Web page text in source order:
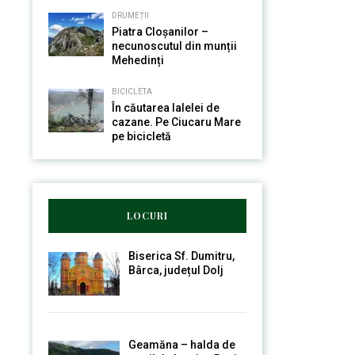
DRUMEȚII
Piatra Cloșanilor –
necunoscutul din munții
Mehedinți
BICICLETA
În căutarea lalelei de
cazane. Pe Ciucaru Mare
pe bicicletă
LOCURI
Biserica Sf. Dumitru,
Bârca, județul Dolj
Geamăna – halda de